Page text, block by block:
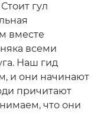
гул
вместе
всеми
Наш гид
и они начинают
причитают
что они